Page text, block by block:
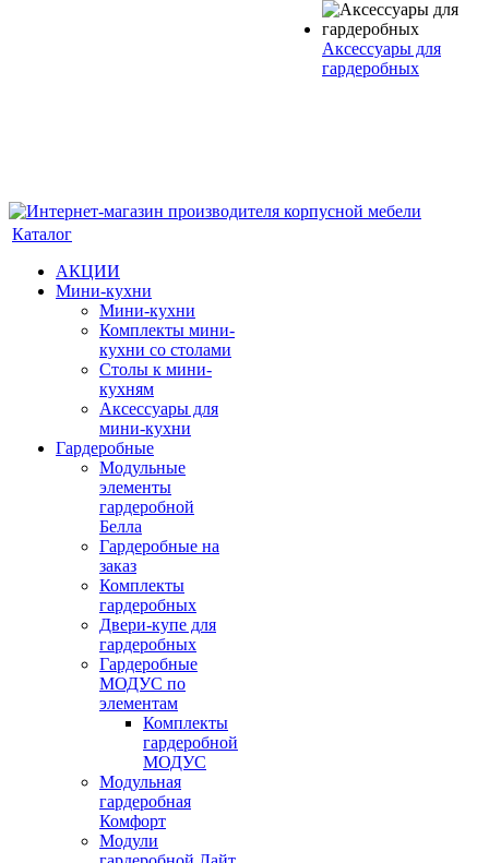
Аксессуары для
гардеробных
Каталог
АКЦИИ
Мини-кухни
Мини-кухни
Комплекты мини-
кухни со столами
Столы к мини-
кухням
Аксессуары для
мини-кухни
Гардеробные
Модульные
элементы
гардеробной
Белла
Гардеробные на
заказ
Комплекты
гардеробных
Двери-купе для
гардеробных
Гардеробные
МОДУС по
элементам
Комплекты
гардеробной
МОДУС
Модульная
гардеробная
Комфорт
Модули